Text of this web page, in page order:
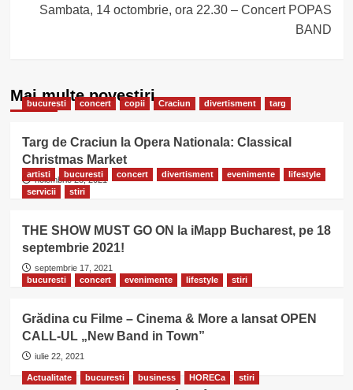
Sambata, 14 octombrie, ora 22.30 – Concert POPAS
BAND
Mai multe povestiri
bucuresti concert copii Craciun divertisment targ
Targ de Craciun la Opera Nationala: Classical
Christmas Market
noiembrie 28, 2021
artisti bucuresti concert divertisment evenimente
lifestyle
servicii
stiri
THE SHOW MUST GO ON la iMapp Bucharest, pe 18
septembrie 2021!
septembrie 17, 2021
bucuresti
concert evenimente lifestyle stiri
Grădina cu Filme – Cinema & More a lansat OPEN
CALL-UL „New Band in Town”
iulie 22, 2021
Actualitate bucuresti business HORECa stiri